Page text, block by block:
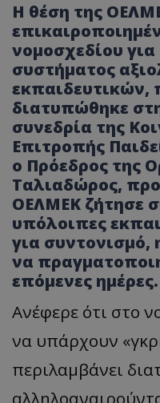
Η θέση της
νομοσχεδίου
συστήματος
εκπαιδευτικών,
διατυπώθηκε
συνεδρία της
Επιτροπής
ο Πρόεδρος της
Ταλιαδώρος,
ΟΕΛΜΕΚ ζήτησε
υπόλοιπες
για συντονισμό,
να
επόμενες ημέρες.
Ανέφερε ότι στο
να υπάρχουν
περιλαμβάνει